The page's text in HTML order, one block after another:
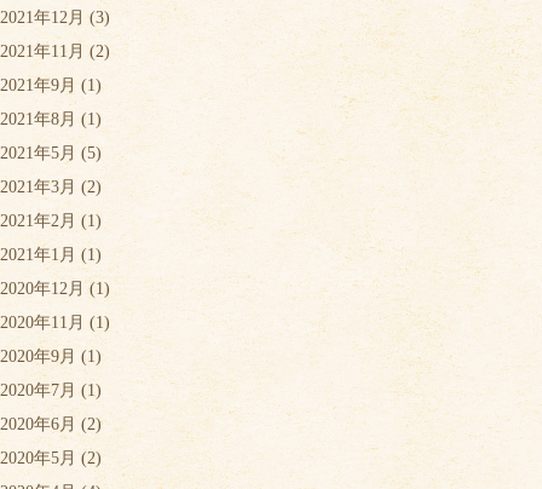
2021年12月 (3)
2021年11月 (2)
2021年9月(1)
2021年8月 (1)
2021年5月 (5)
2021年3月 (2)
2021年2月 (1)
2021年1月 (1)
2020年12月 (1)
2020年11月 (1)
2020年9月 (1)
2020年7月(1)
2020年6月 (2)
2020年5月 (2)